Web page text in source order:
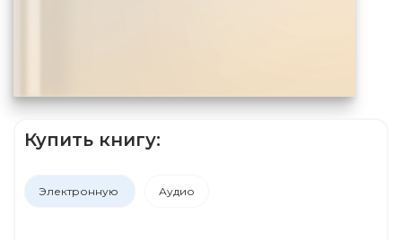
Купить книгу:
Электронную Аудио